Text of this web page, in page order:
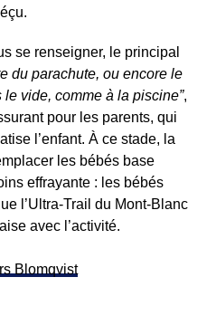
se renseigner, le principal
du parachute, ou encore le
vide, comme à la piscine”,
pour les parents, qui
l’enfant. À ce stade, la
les bébés base
effrayante : les bébés
l’Ultra-Trail du Mont-Blanc
avec l’activité.
Blomqvist